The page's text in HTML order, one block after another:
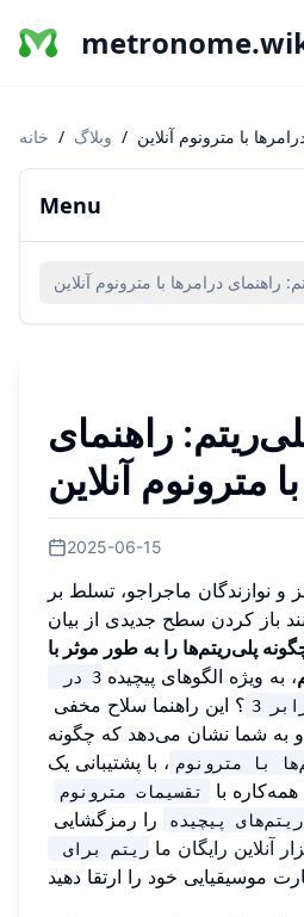
خانه / وبلاگ / با مترونوم آنلاین
Menu
راهنمای درامرها با مترونوم آنلاین
راهنمای
مترونوم آنلاین
2025-06-15
و نوازندگان ماجراجو، تسلط بر
باز کردن سطح جدیدی از بیان
پلی‌ریتم‌ها را به طور موثر با
، به ویژه الگوهای پیچیده
3 در
؟ این راهنما سلاح مخفی
شما نشان می‌دهد که چگونه
، با پشتیبانی یک
همه‌کاره با تقسیمات مترونوم
ریتم‌های پیچیده
را رمزگشایی
آنلاین رایگان ما ریتم برای